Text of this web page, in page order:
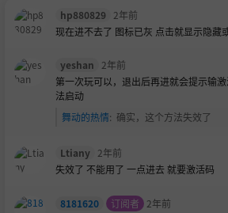
hp880829
2年前
现在进不去了 图标已灰 点击就显示隐藏
yeshan 2年前
第一次玩可以，退出后再进就会提示输
法启动
舞动的热情: 确实，这个方法失效了
Ltiany 2年前
失效了 不能用了 一点进去 就要激活码
8181620 订阅者 2年前